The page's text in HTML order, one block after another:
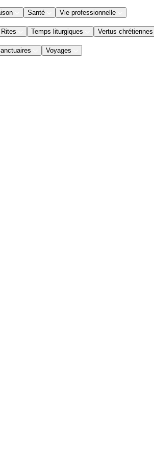
Santé Vie professionnelle
Rites Temps liturgiques Vertus chrétiennes
Voyages